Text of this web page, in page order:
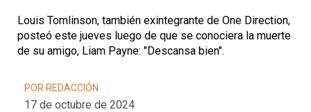
Louis Tomlinson, también exintegrante de One Direction,
posteó este jueves luego de que se conociera la muerte
de su amigo, Liam Payne: "Descansa bien".
POR REDACCIÓN
17 de octubre de 2024